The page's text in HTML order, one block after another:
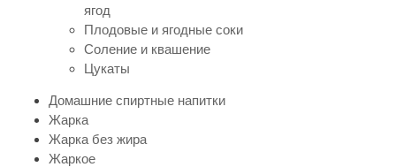
ягод
Плодовые и ягодные соки
Соление и квашение
Цукаты
Домашние спиртные напитки
Жарка
Жарка без жира
Жаркое